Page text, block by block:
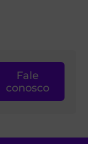
Fale
conosco